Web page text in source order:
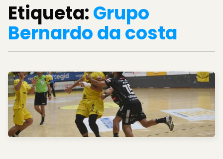
Etiqueta:Grupo
Bernardo da costa